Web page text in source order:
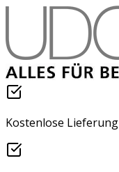
Kostenlose Lieferung